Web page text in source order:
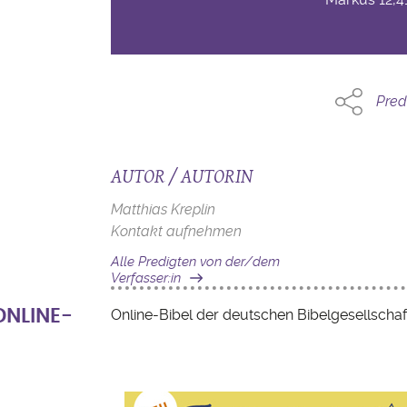
AUTOR / AUTORIN
Matthias Kreplin
Kontakt aufnehmen
Alle Predigten von der/dem
Verfasser:in
Online-Bibel der deutschen